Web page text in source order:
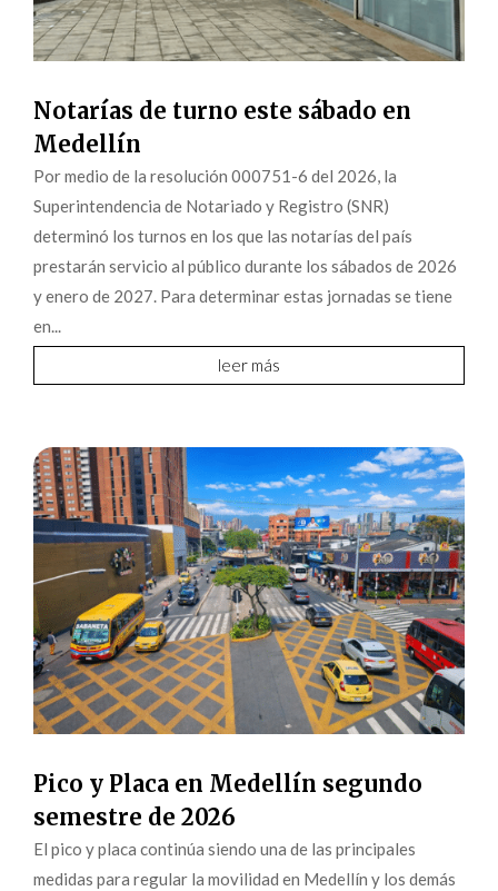
Notarías de turno este sábado en
Medellín
Por medio de la resolución 000751-6 del 2026, la
Superintendencia de Notariado y Registro (SNR)
determinó los turnos en los que las notarías del país
prestarán servicio al público durante los sábados de 2026
y enero de 2027. Para determinar estas jornadas se tiene
en...
leer más
Pico y Placa en Medellín segundo
semestre de 2026
El pico y placa continúa siendo una de las principales
medidas para regular la movilidad en Medellín y los demás